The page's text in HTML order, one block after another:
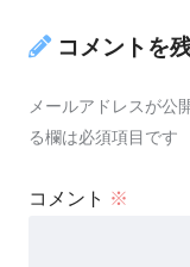
コメントを
メールアドレスが公
る欄は必須項目です
コメント ※